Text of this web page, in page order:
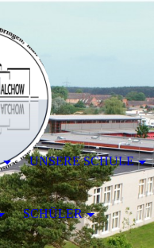
UNSERE SCHULE
SCHÜLER